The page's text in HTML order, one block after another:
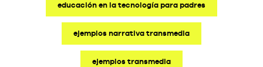
educación en la tecnología para padres
ejemplos narrativa transmedia
ejemplos transmedia